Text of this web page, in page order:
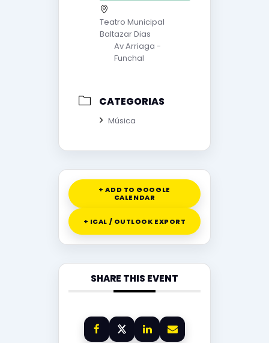
Teatro Municipal
Baltazar Dias
Av Arriaga -
Funchal
CATEGORIAS
Música
+ ADD TO GOOGLE
CALENDAR
+ ICAL / OUTLOOK EXPORT
SHARE THIS EVENT